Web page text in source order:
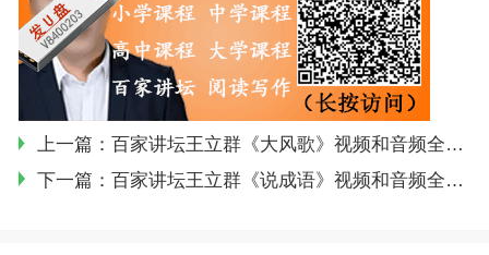
上一篇： 百家讲坛王立群《大风歌》视频和音频全集百度网盘下载
下一篇： 百家讲坛王立群《说成语》视频和音频全集百度网盘下载